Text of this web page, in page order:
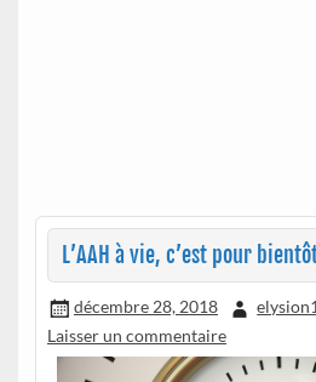
L’AAH à vie, c’est pour
décembre 28, 2018
Laisser un commentaire